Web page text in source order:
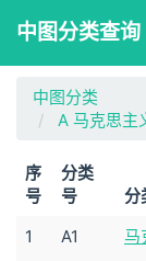
中图分类查询
中图分类
A 马克思主
序
号
分类
号
分
1
A1 马